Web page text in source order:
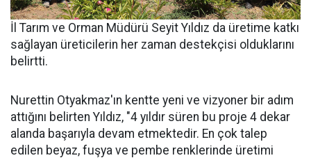
İl Tarım ve Orman Müdürü Seyit Yıldız da üretime katkı
sağlayan üreticilerin her zaman destekçisi olduklarını
belirtti.
Nurettin Otyakmaz'ın kentte yeni ve vizyoner bir adım
attığını belirten Yıldız, "4 yıldır süren bu proje 4 dekar
alanda başarıyla devam etmektedir. En çok talep
edilen beyaz, fuşya ve pembe renklerinde üretimi